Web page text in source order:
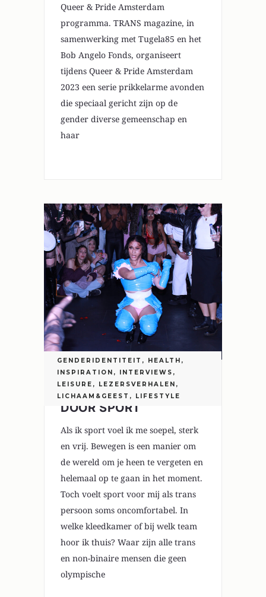
Queer & Pride Amsterdam
programma. TRANS magazine, in
samenwerking met Tugela85 en het
Bob Angelo Fonds, organiseert
tijdens Queer & Pride Amsterdam
2023 een serie prikkelarme avonden
die speciaal gericht zijn op de
gender diverse gemeenschap en
haar
GENDERIDENTITEIT , HEALTH ,
INSPIRATION , INTERVIEWS ,
LEISURE , LEZERSVERHALEN ,
LICHAAM&GEEST , LIFESTYLE
TROTS OP JE LICHAAM
DOOR SPORT
Als ik sport voel ik me soepel, sterk
en vrij. Bewegen is een manier om
de wereld om je heen te vergeten en
helemaal op te gaan in het moment.
Toch voelt sport voor mij als trans
persoon soms oncomfortabel. In
welke kleedkamer of bij welk team
hoor ik thuis? Waar zijn alle trans
en non-binaire mensen die geen
olympische